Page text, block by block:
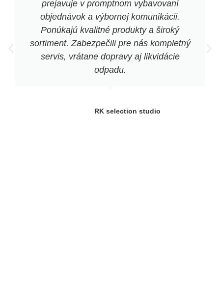
prejavuje v promptnom vybavovaní
objednávok a výbornej komunikácii.
Ponúkajú kvalitné produkty a široký
sortiment. Zabezpečili pre nás kompletný
servis, vrátane dopravy aj likvidácie
odpadu.
RK selection studio